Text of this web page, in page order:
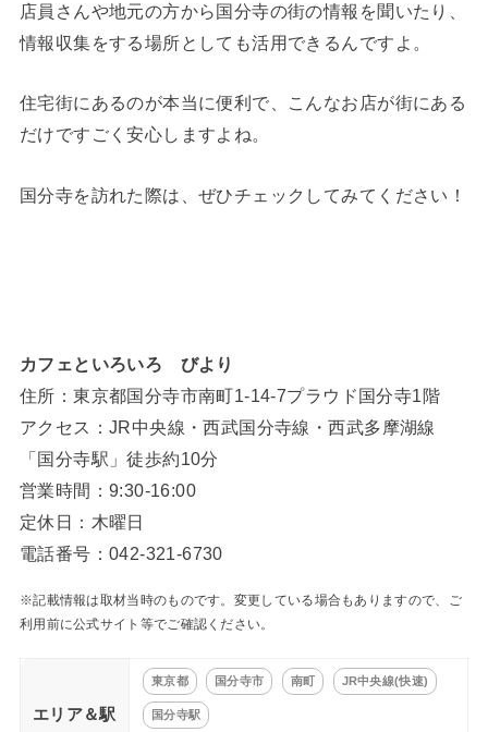
店員さんや地元の方から国分寺の街の情報を聞いたり、
情報収集をする場所としても活用できるんですよ。
住宅街にあるのが本当に便利で、こんなお店が街にある
だけですごく安心しますよね。
国分寺を訪れた際は、ぜひチェックしてみてください！
カフェといろいろ びより
住所：東京都国分寺市南町1-14-7プラウド国分寺1階
アクセス：JR中央線・西武国分寺線・西武多摩湖線
「国分寺駅」徒歩約10分
営業時間：9:30-16:00
定休日：木曜日
電話番号：042-321-6730
※記載情報は取材当時のものです。変更している場合もありますので、ご
利用前に公式サイト等でご確認ください。
エリア＆駅
東京都 国分寺市 南町 JR中央線(快速)
国分寺駅